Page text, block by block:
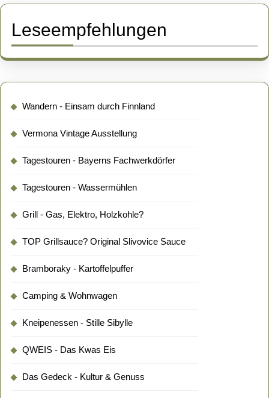
Leseempfehlungen
Wandern - Einsam durch Finnland
Vermona Vintage Ausstellung
Tagestouren - Bayerns Fachwerkdörfer
Tagestouren - Wassermühlen
Grill - Gas, Elektro, Holzkohle?
TOP Grillsauce? Original Slivovice Sauce
Bramboraky - Kartoffelpuffer
Camping & Wohnwagen
Kneipenessen - Stille Sibylle
QWEIS - Das Kwas Eis
Das Gedeck - Kultur & Genuss